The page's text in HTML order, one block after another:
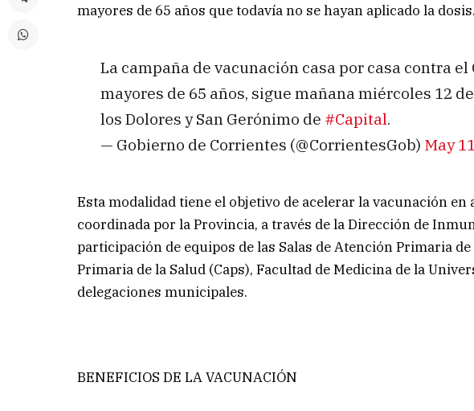
mayores de 65 años que todavía no se hayan aplicado la dosis.
La campaña de vacunación casa por casa contra el
mayores de 65 años, sigue mañana miércoles 12
los Dolores y San Gerónimo de #Capital.
— Gobierno de Corrientes (@CorrientesGob) May
Esta modalidad tiene el objetivo de acelerar la vacunación en
coordinada por la Provincia, a través de la Dirección de
participación de equipos de las Salas de Atención Primaria
Primaria de la Salud (Caps), Facultad de Medicina de la
delegaciones municipales.
BENEFICIOS DE LA VACUNACIÓN